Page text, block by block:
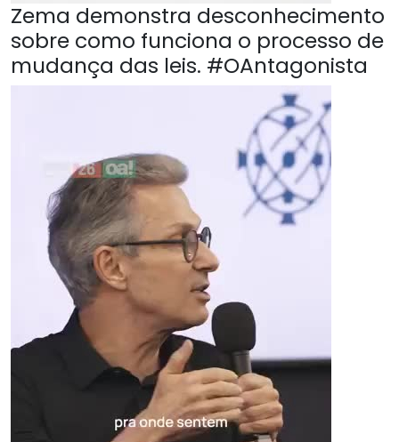
Zema demonstra desconhecimento
sobre como funciona o processo de
mudança das leis. #OAntagonista